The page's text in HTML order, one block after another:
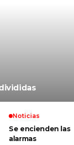
Noticias
Se encienden las
alarmas